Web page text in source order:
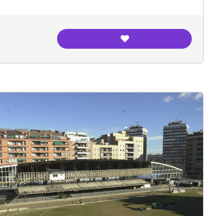
❤️Entrevista al Jesús